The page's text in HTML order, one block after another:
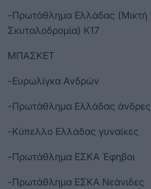
-Πρωτάθλημα Ελλάδας (Μικτή
Σκυταλοδρομία) Κ17
ΜΠΑΣΚΕΤ
-Ευρωλίγκα Ανδρών
-Πρωτάθλημα Ελλάδας άνδρες
-Κύπελλο Ελλάδας γυναίκες
-Πρωτάθλημα ΕΣΚΑ Έφηβοι
-Πρωτάθλημα ΕΣΚΑ Νεάνιδες